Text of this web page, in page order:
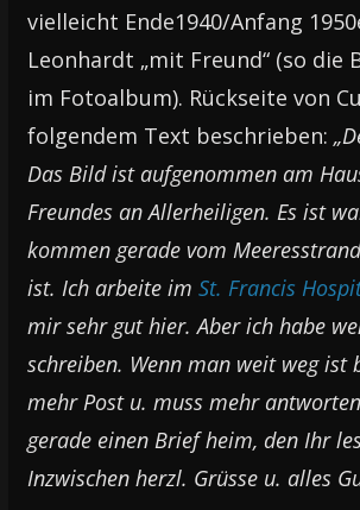
vielleicht Ende1940/Anfang
Leonhardt „mit Freund“ (so die
im Fotoalbum). Rückseite von
folgendem Text beschrieben:
Das Bild ist aufgenommen am
Freundes an Allerheiligen. Es ist
kommen gerade vom
ist. Ich arbeite im St. Francis
mir sehr gut hier. Aber ich habe
schreiben. Wenn man weit weg ist
mehr Post u. muss mehr
gerade einen Brief heim, den Ihr
Inzwischen herzl. Grüsse u. alles